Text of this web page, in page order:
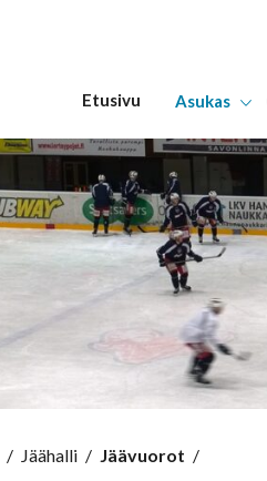
Etusivu Asukas
/ Jäähalli / Jäävuorot /